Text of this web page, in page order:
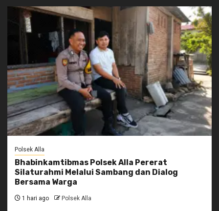
Polsek Alla
Bhabinkamtibmas Polsek Alla Pererat
Silaturahmi Melalui Sambang dan Dialog
Bersama Warga
1 hari ago Polsek Alla